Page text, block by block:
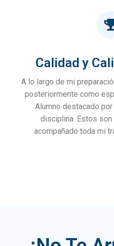
Calidad y
A lo largo de mi
posteriormente como
Alumno destacado
disciplina. Estos son
acompañado toda mi